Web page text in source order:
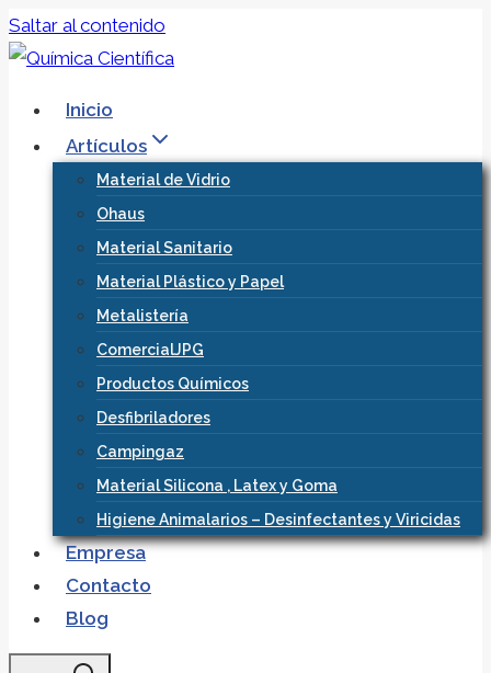
Saltar al contenido
Inicio
Artículos
Material de Vidrio
Ohaus
Material Sanitario
Material Plástico y Papel
Metalistería
ComercialJPG
Productos Químicos
Desfibriladores
Campingaz
Material Silicona , Latex y Goma
Higiene Animalarios – Desinfectantes y Viricidas
Empresa
Contacto
Blog